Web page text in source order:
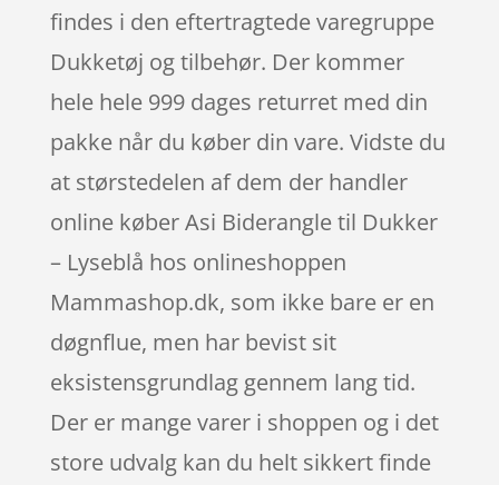
findes i den eftertragtede varegruppe
Dukketøj og tilbehør. Der kommer
hele hele 999 dages returret med din
pakke når du køber din vare. Vidste du
at størstedelen af dem der handler
online køber Asi Biderangle til Dukker
– Lyseblå hos onlineshoppen
Mammashop.dk, som ikke bare er en
døgnflue, men har bevist sit
eksistensgrundlag gennem lang tid.
Der er mange varer i shoppen og i det
store udvalg kan du helt sikkert finde